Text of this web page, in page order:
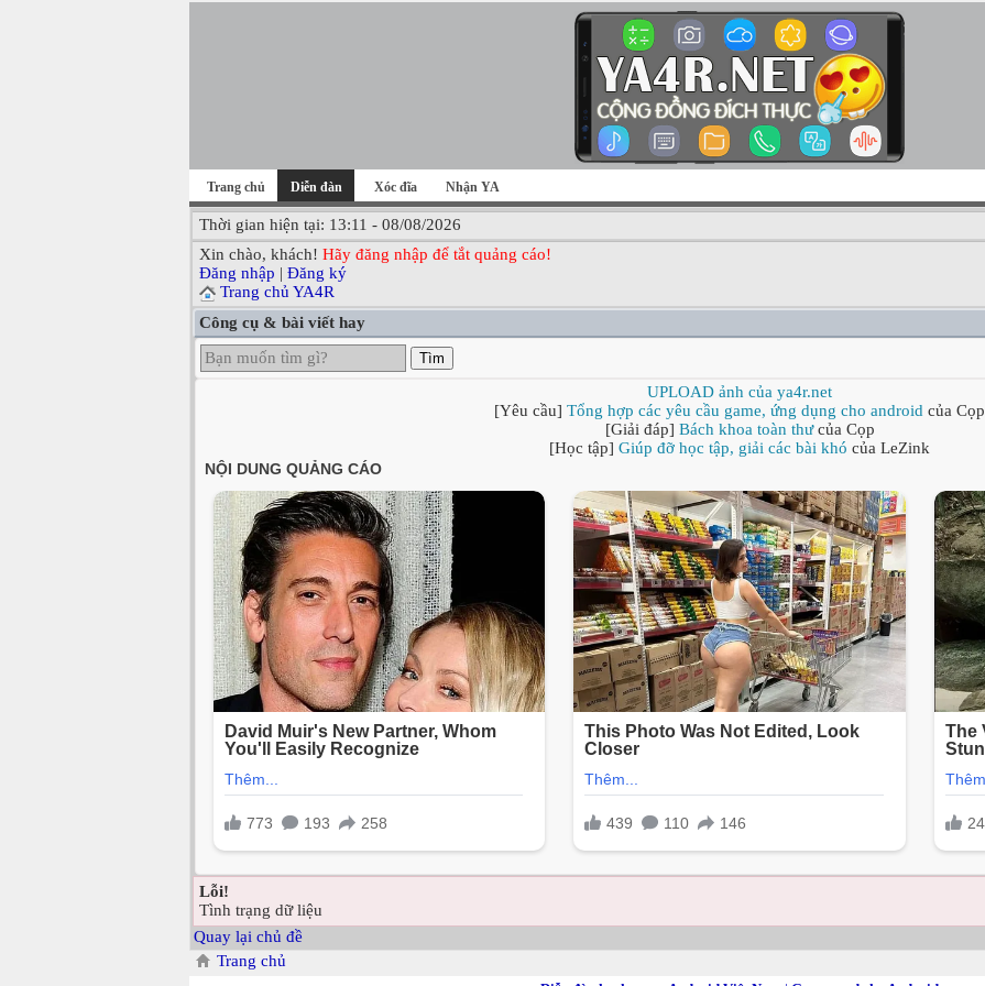
Trang chủ Diễn đàn Xóc đĩa Nhận YA
Thời gian hiện tại: 13:11 - 08/08/2026
Xin chào, khách! Hãy đăng nhập để tắt quảng cáo!
Đăng nhập | Đăng ký
Trang chủ YA4R
Công cụ & bài viết hay
Tìm
UPLOAD ảnh của ya4r.net
[Yêu cầu] Tổng hợp các yêu cầu game, ứng dụng cho android của Cọp
[Giải đáp] Bách khoa toàn thưcủa Cọp
[Học tập] Giúp đỡ học tập, giải các bài khó của LeZink
Lỗi!
Tình trạng dữ liệu
Quay lại chủ đề
Trang chủ